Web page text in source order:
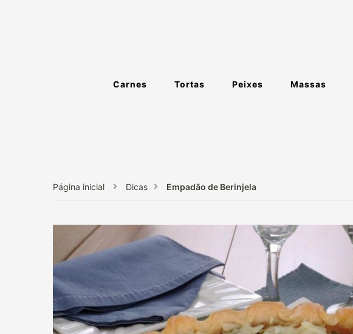
Carnes Tortas Peixes Massas
Página inicial Dicas Empadão de Berinjela